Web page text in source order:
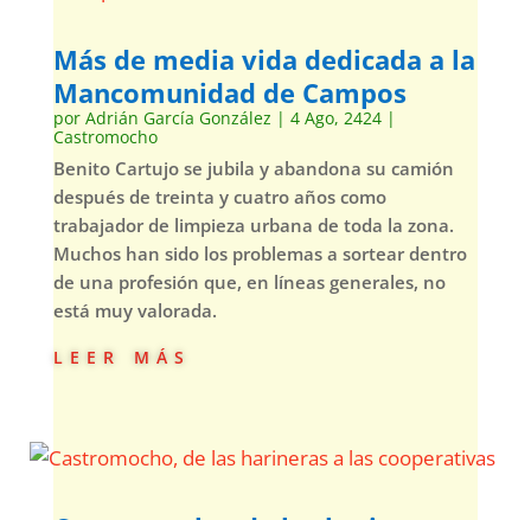
Más de media vida dedicada a la
Mancomunidad de Campos
por Adrián García González | 4 Ago, 2424|
Castromocho
Benito Cartujo se jubila y abandona su camión
después de treinta y cuatro años como
trabajador de limpieza urbana de toda la zona.
Muchos han sido los problemas a sortear dentro
de una profesión que, en líneas generales, no
está muy valorada.
leer más